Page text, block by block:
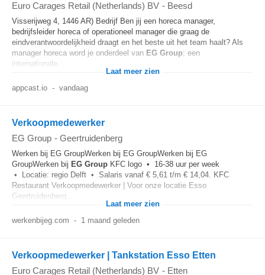
Euro Carages Retail (Netherlands) BV - Beesd
Visserijweg 4, 1446 AR) Bedrijf Ben jij een horeca manager,
bedrijfsleider horeca of operationeel manager die graag de
eindverantwoordelijkheid draagt en het beste uit het team haalt? Als
manager horeca word je onderdeel van EG Group; een
internationale...
Laat meer zien
appcast.io - vandaag
Verkoopmedewerker
EG Group - Geertruidenberg
Werken bij EG GroupWerken bij EG GroupWerken bij EG
GroupWerken bij EG Group KFC logo • 16-38 uur per week
• Locatie: regio Delft • Salaris vanaf € 5,61 t/m € 14,04. KFC
Restaurant Verkoopmedewerker | Voor onze locatie Esso
Geertruidenberg...
Laat meer zien
werkenbijeg.com - 1 maand geleden
Verkoopmedewerker | Tankstation Esso Etten
Euro Carages Retail (Netherlands) BV - Etten